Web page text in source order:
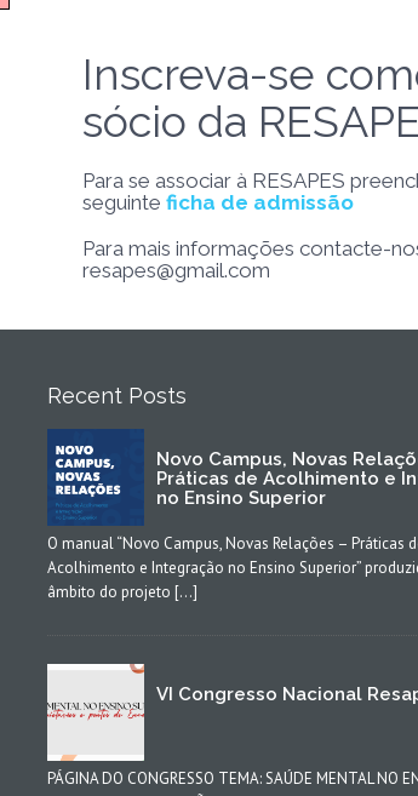
Inscreva-se
sócio da
Para se associar à RESAPES
seguinte ficha de admissão
Para mais informações contacte-
resapes@gmail.com
Recent Posts
Novo Campus, Novas
Práticas de Acolhimento e
no Ensino Superior
O manual “Novo Campus, Novas Relações – Práticas
Acolhimento e Integração no Ensino Superior”
âmbito do projeto […]
VI Congresso Nacional
PÁGINA DO CONGRESSO TEMA: SAÚDE MENTAL NO